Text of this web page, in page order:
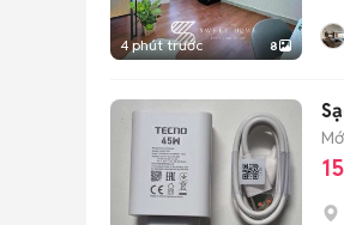
4 phút trước 8